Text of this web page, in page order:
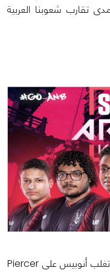
تقارب شعوبنا العربية
المباراة النهائية تم إقامتها في نفس يوم تغلب أنوبيس على Piercer